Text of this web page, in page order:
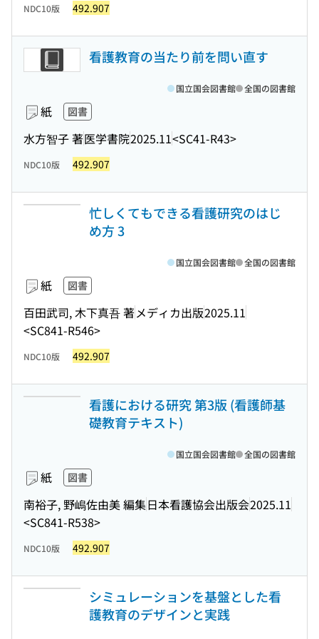
NDC10版 492.907
看護教育の当たり前を問い直す
紙 図書
水方智子 著医学書院2025.11<SC41-R43>
国立国会図書館 全国の図書館
NDC10版 492.907
忙しくてもできる看護研究のはじ
め方 3
紙 図書
百田武司, 木下真吾 著メディカ出版2025.11
<SC841-R546>
国立国会図書館 全国の図書館
NDC10版 492.907
看護における研究 第3版 (看護師基
礎教育テキスト)
紙 図書
南裕子, 野嶋佐由美 編集日本看護協会出版会2025.11
<SC841-R538>
国立国会図書館 全国の図書館
NDC10版 492.907
シミュレーションを基盤とした看
護教育のデザインと実践